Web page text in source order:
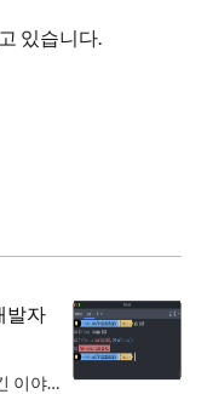
있습니다.
발자
상반기 동안 나의 개발 블로그에 담긴 이야기를 다시 살펴보려 한다. 올해 초 다시 글쓰기를 시작했던 그 때로부터, 새롭게 배운 기술과 만난 사람들, 그리고 그 경험들이 어떻게 나의 글쓰기를 영향을 끼쳤는지를 고찰해보고자 한다.